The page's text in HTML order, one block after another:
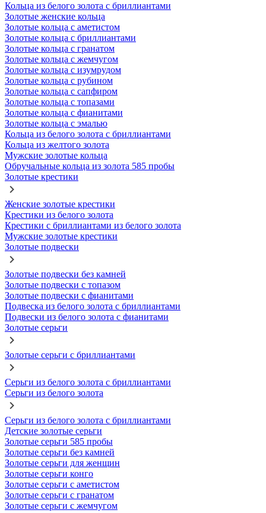
Кольца из белого золота с бриллиантами
Золотые женские кольца
Золотые кольца с аметистом
Золотые кольца с бриллиантами
Золотые кольца с гранатом
Золотые кольца с жемчугом
Золотые кольца с изумрудом
Золотые кольца с рубином
Золотые кольца с сапфиром
Золотые кольца с топазами
Золотые кольца с фианитами
Золотые кольца с эмалью
Кольца из белого золота с бриллиантами
Кольца из желтого золота
Мужские золотые кольца
Обручальные кольца из золота 585 пробы
Золотые крестики
Женские золотые крестики
Крестики из белого золота
Крестики с бриллиантами из белого золота
Мужские золотые крестики
Золотые подвески
Золотые подвески без камней
Золотые подвески с топазом
Золотые подвески с фианитами
Подвеска из белого золота с бриллиантами
Подвески из белого золота с фианитами
Золотые серьги
Золотые серьги с бриллиантами
Серьги из белого золота с бриллиантами
Серьги из белого золота
Серьги из белого золота с бриллиантами
Детские золотые серьги
Золотые серьги 585 пробы
Золотые серьги без камней
Золотые серьги для женщин
Золотые серьги конго
Золотые серьги с аметистом
Золотые серьги с гранатом
Золотые серьги с жемчугом